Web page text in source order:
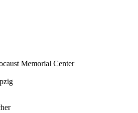
Memorial Center